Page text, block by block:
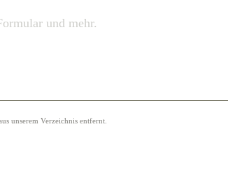
und mehr.
unserem Verzeichnis entfernt.